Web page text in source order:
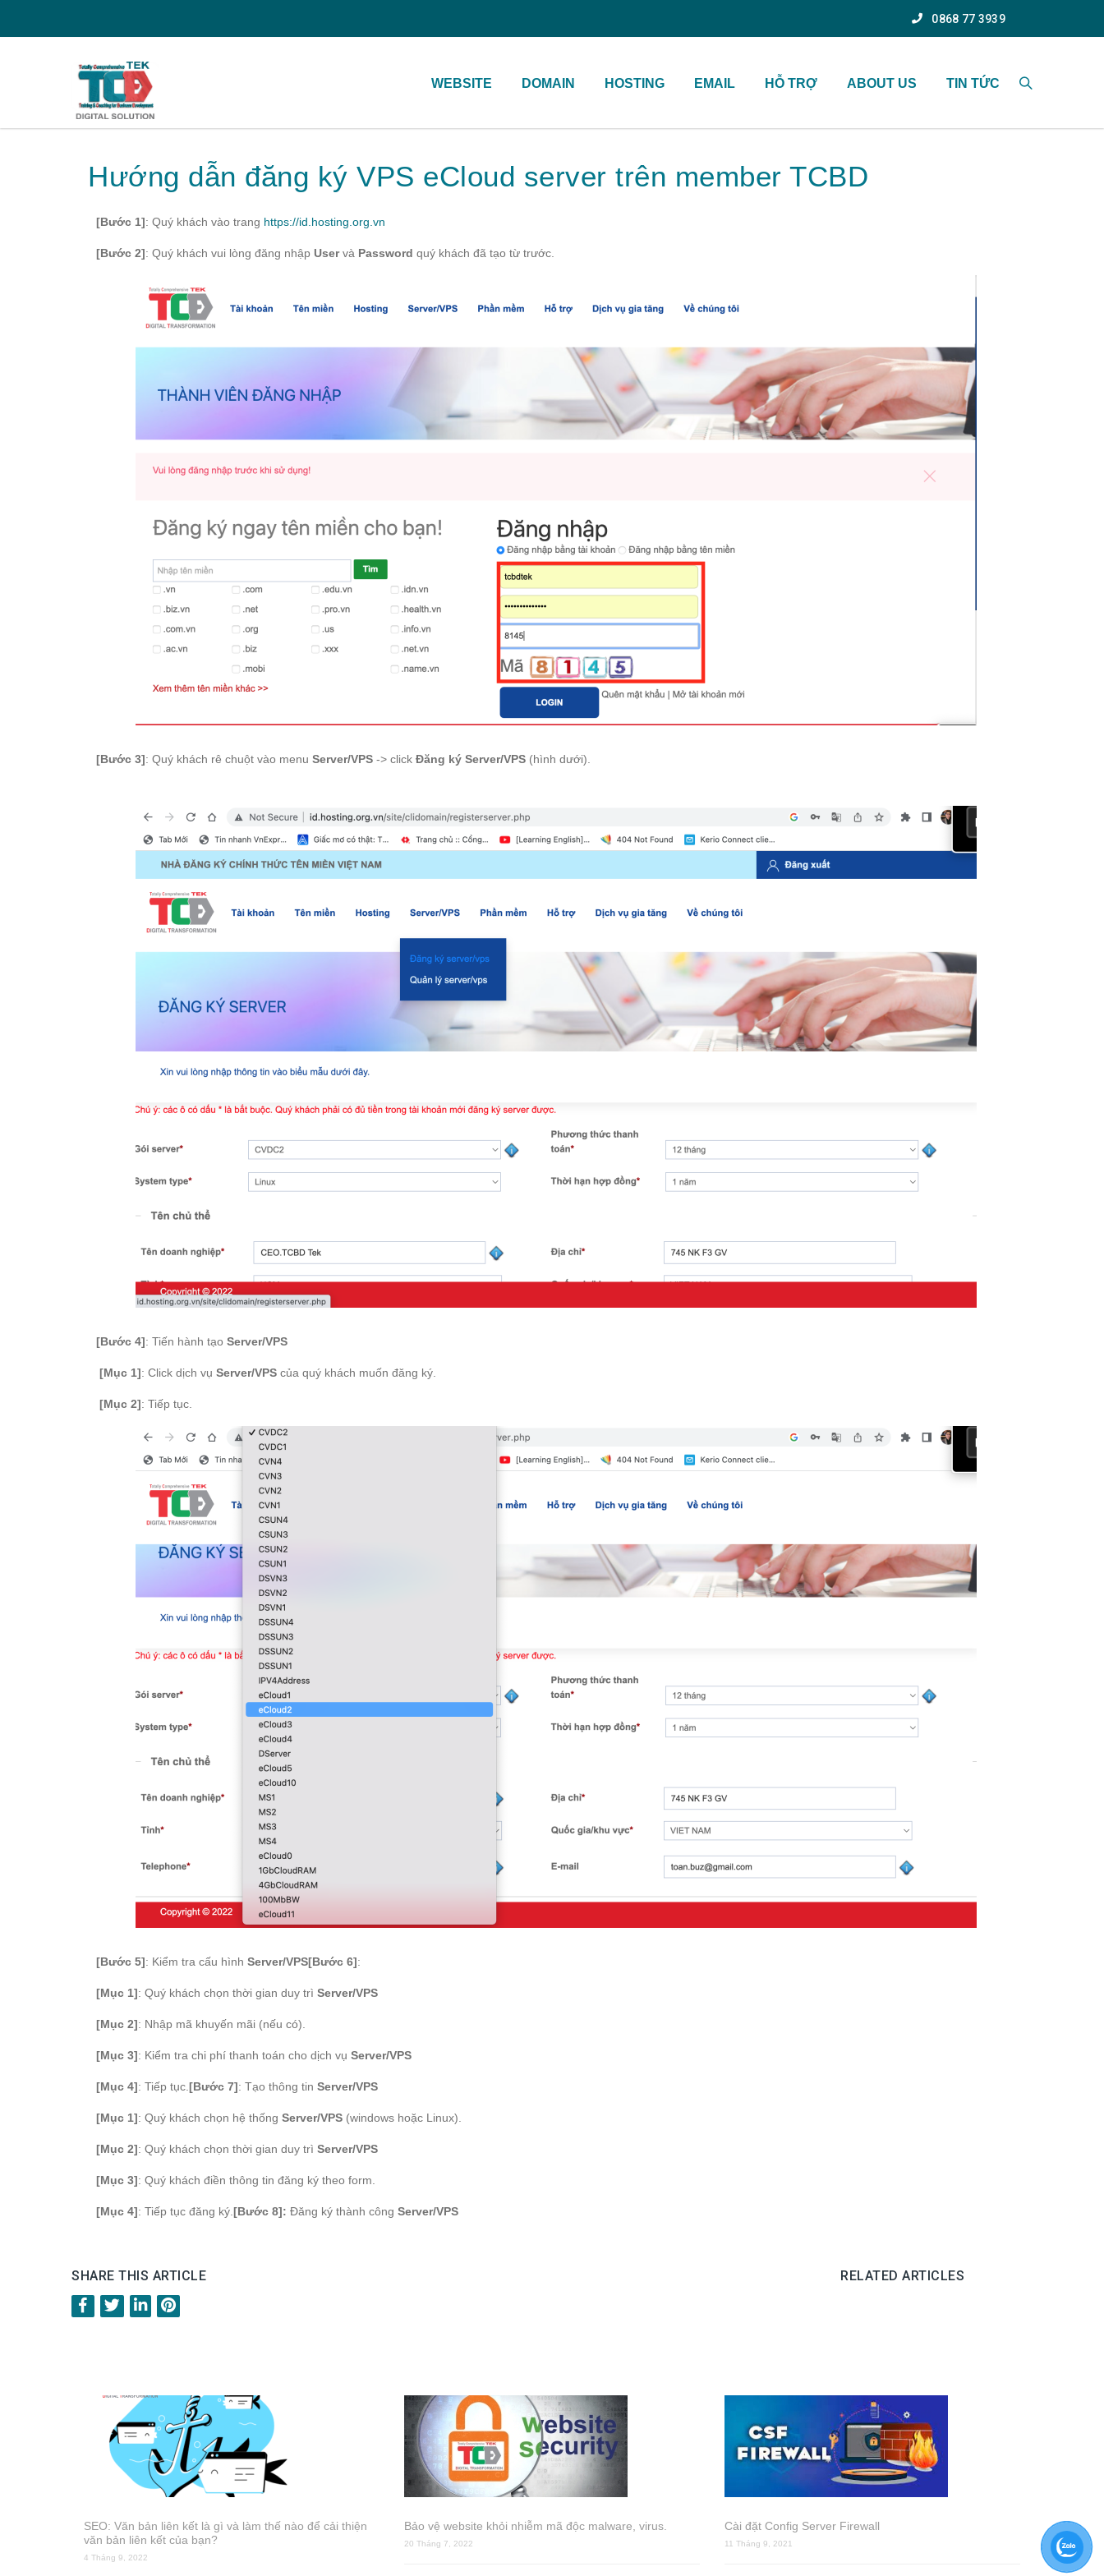
0868 77 3939
WEBSITE DOMAIN HOSTING EMAIL HỖ TRỢ ABOUT US TIN TỨC
Hướng dẫn đăng ký VPS eCloud server trên member TCBD
[Bước 1]: Quý khách vào trang https://id.hosting.org.vn
[Bước 2]: Quý khách vui lòng đăng nhập Uservà Password quý khách đã tạo từ trước.
[Bước 3]: Quý khách rê chuột vào menu Server/VPS -> click Đăng ký Server/VPS (hình dưới).
[Bước 4]: Tiến hành tạo Server/VPS
[Mục 1]: Click dịch vụ Server/VPS của quý khách muốn đăng ký.
[Mục 2]: Tiếp tục.
[Bước 5]: Kiểm tra cấu hình Server/VPS[Bước 6]:
[Mục 1]: Quý khách chọn thời gian duy trì Server/VPS
[Mục 2]: Nhập mã khuyến mãi (nếu có).
[Mục 3]: Kiểm tra chi phí thanh toán cho dịch vụ Server/VPS
[Mục 4]: Tiếp tục. [Bước 7]: Tạo thông tin Server/VPS
[Mục 1]: Quý khách chọn hệ thống Server/VPS (windows hoặc Linux).
[Mục 2]: Quý khách chọn thời gian duy trì Server/VPS
[Mục 3]: Quý khách điền thông tin đăng ký theo form.
[Mục 4]: Tiếp tục đăng ký. [Bước 8]: Đăng ký thành công Server/VPS
SHARE THIS ARTICLE RELATED ARTICLES
SEO: Văn bản liên kết là gì và làm thế nào để cải thiện
văn bản liên kết của bạn?
4 Tháng 9, 2022
Bảo vệ website khỏi nhiễm mã độc malware, virus.
20 Tháng 7, 2022
Cài đặt Config Server Firewall
11 Tháng 9, 2021